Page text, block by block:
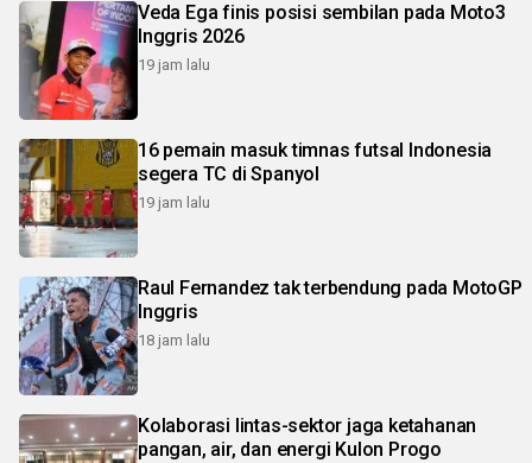
Veda Ega finis posisi sembilan pada Moto3
Inggris 2026
19 jam lalu
16 pemain masuk timnas futsal Indonesia
segera TC di Spanyol
19 jam lalu
Raul Fernandez tak terbendung pada MotoGP
Inggris
18 jam lalu
Kolaborasi lintas-sektor jaga ketahanan
pangan, air, dan energi Kulon Progo